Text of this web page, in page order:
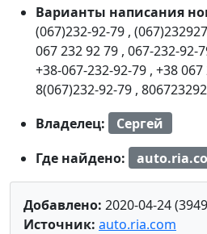
Варианты написания
(067)232-92-79 ,
067 232 92 79 , 067-232-92-
+38-067-232-92-79 , +38 067
8(067)232-92-79 ,
Владелец:
Сергей
Где найдено:
Добавлено: 2020-04-24
Источник: auto.ria.com